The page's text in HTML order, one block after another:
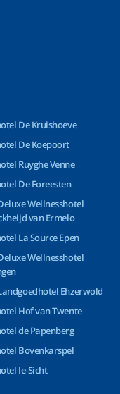
De Kruishoeve
De Koepoort
Ruyghe Venne
De Foreesten
Wellnesshotel
van Ermelo
La Source Epen
Wellnesshotel
Ehzerwold
Hof van Twente
de Papenberg
Bovenkarspel
Ie-Sicht